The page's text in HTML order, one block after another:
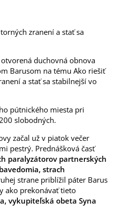
zranení a stať sa
duchovná obnova
Barusom na tému Ako riešiť
a stať sa stabilnejší vo
pútnického miesta pri
slobodných.
začal už v piatok večer
pestrý. Prednášková časť
paralyzátorov partnerských
strach
strane priblížil páter Barus
ako prekonávať tieto
vykupiteľská obeta Syna